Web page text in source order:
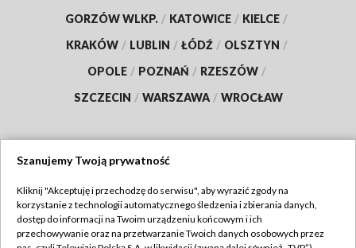
GORZÓW WLKP. / KATOWICE / KIELCE /
KRAKÓW / LUBLIN / ŁÓDŹ / OLSZTYN /
OPOLE / POZNAŃ / RZESZÓW /
SZCZECIN / WARSZAWA / WROCŁAW
TVP
Abonament TVP
Regulamin TVP
Szanujemy Twoją prywatność
Kliknij "Akceptuję i przechodzę do serwisu", aby wyrazić zgody na
korzystanie z technologii automatycznego śledzenia i zbierania danych,
dostęp do informacji na Twoim urządzeniu końcowym i ich
przechowywanie oraz na przetwarzanie Twoich danych osobowych przez